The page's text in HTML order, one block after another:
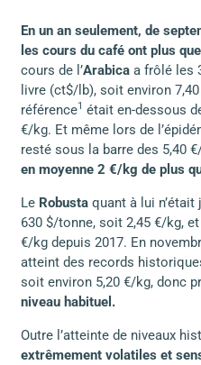
En un an seulement, de
les cours du café ont plus
cours de l’Arabica a frôlé les
livre (ct$/lb), soit environ
référence1 était en-dessous
€/kg. Et même lors de
resté sous la barre des 5,40
en moyenne 2 €/kg de plus
Le Robustaquant à lui n’était
630 $/tonne, soit 2,45 €/kg,
€/kg depuis 2017. En
atteint des records
soit environ 5,20 €/kg, donc
niveau habituel.
Outre l’atteinte de niveaux
extrêmement volatiles et